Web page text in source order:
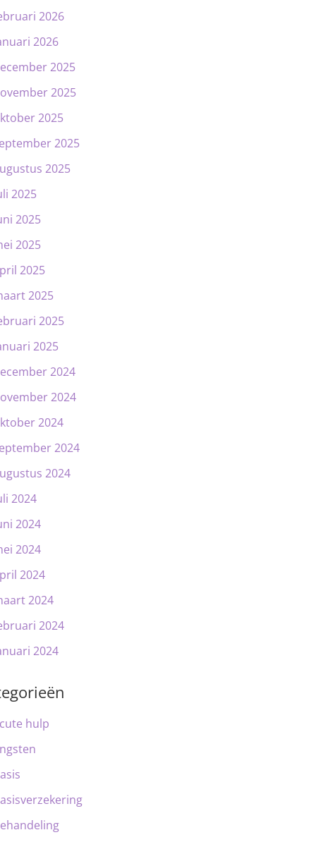
2026
2026
2025
2025
2025
2025
2025
2025
2025
2025
2025
2025
2025
2025
2024
2024
2024
2024
2024
2024
2024
2024
2024
2024
2024
2024
hulp